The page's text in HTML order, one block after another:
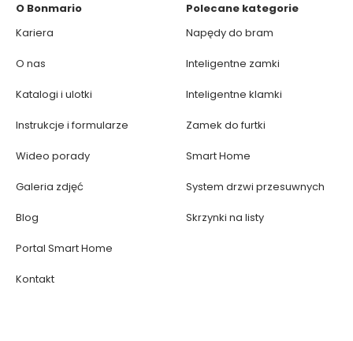
O Bonmario
Kariera
O nas
Katalogi i ulotki
Instrukcje i formularze
Wideo porady
Galeria zdjęć
Blog
Portal Smart Home
Kontakt
Polecane kategorie
Napędy do bram
Inteligentne zamki
Inteligentne klamki
Zamek do furtki
Smart Home
System drzwi przesuwnych
Skrzynki na listy